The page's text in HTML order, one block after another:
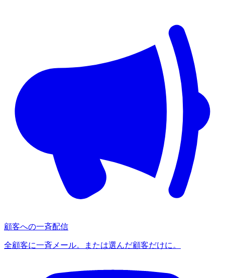
顧客への一斉配信
全顧客に一斉メール。または選んだ顧客だけに。